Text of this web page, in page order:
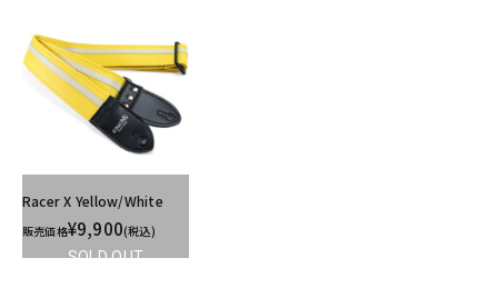
SOLD OUT
Racer X Yellow/White
販売価格¥9,900(税込)